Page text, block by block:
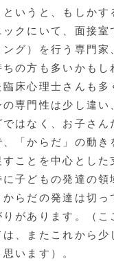
というと、もしか
クにいて、面接室
グ）を行う専門家
の方も多いかもし
床心理士さんも多
の専門性は少し違い
はなく、お子さん
「からだ」の動き
ことを中心とした
子どもの発達の領
らだの発達は切っ
があります。（こ
、またこれから少
います）。